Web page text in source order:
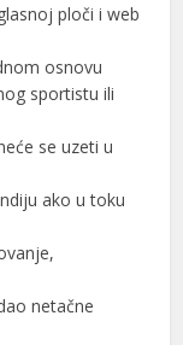
ploči i web
osnovu
sportistu ili
se uzeti u
ako u toku
netačne